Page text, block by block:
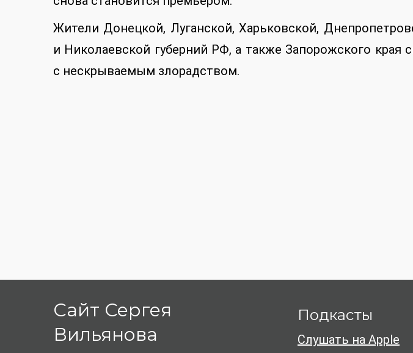
Жители Донецкой, Луганской, Харьковской,
и Николаевской губерний РФ, а также Запорожского края
с нескрываемым злорадством.
Сайт Сергея
Вильянова
Подкасты
Слушать на Apple